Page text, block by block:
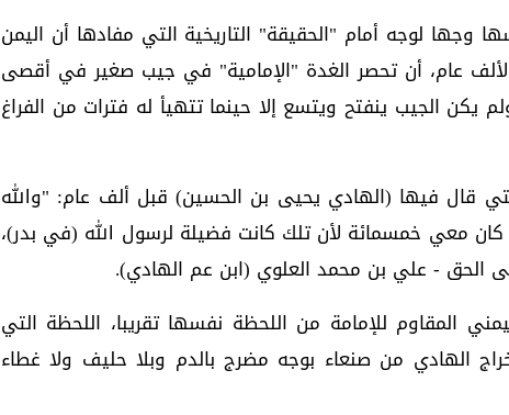
وجها لوجه أمام "الحقيقة" التاريخية التي مفادها أن اليمن
الألف عام، أن تحصر الغدة "الإمامية" في جيب صغير في أقصى
يكن الجيب ينفتح ويتسع إلا حينما تتهيأ له فترات من الفراغ
قال فيها (الهادي يحيى بن الحسين) قبل ألف عام: "والله
كان معي خمسمائة لأن تلك كانت فضيلة لرسول الله (في بدر)،
الحق - علي بن محمد العلوي (ابن عم الهادي).
المقاوم للإمامة من اللحظة نفسها تقريبا، اللحظة التي
الهادي من صنعاء بوجه مضرج بالدم وبلا حليف ولا غطاء